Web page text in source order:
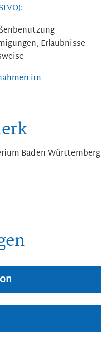
Erlaubnisse
im
Baden-Württemberg